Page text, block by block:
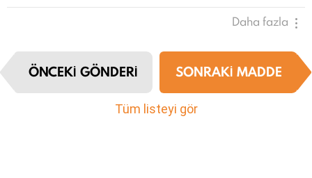
Daha fazla
I
e
ÖNCEKI GÖNDERI SONRAKI MADDE
Tüm listeyi gör